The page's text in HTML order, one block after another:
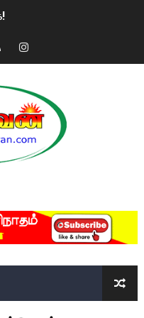
தனிமையில்
ஆபாச வீடியோக்களால்
“கோவிஷீல்டு”
பிறந்தநாளை
நடந்தது?: உண்மையை
டொலர் நட்டஈடு